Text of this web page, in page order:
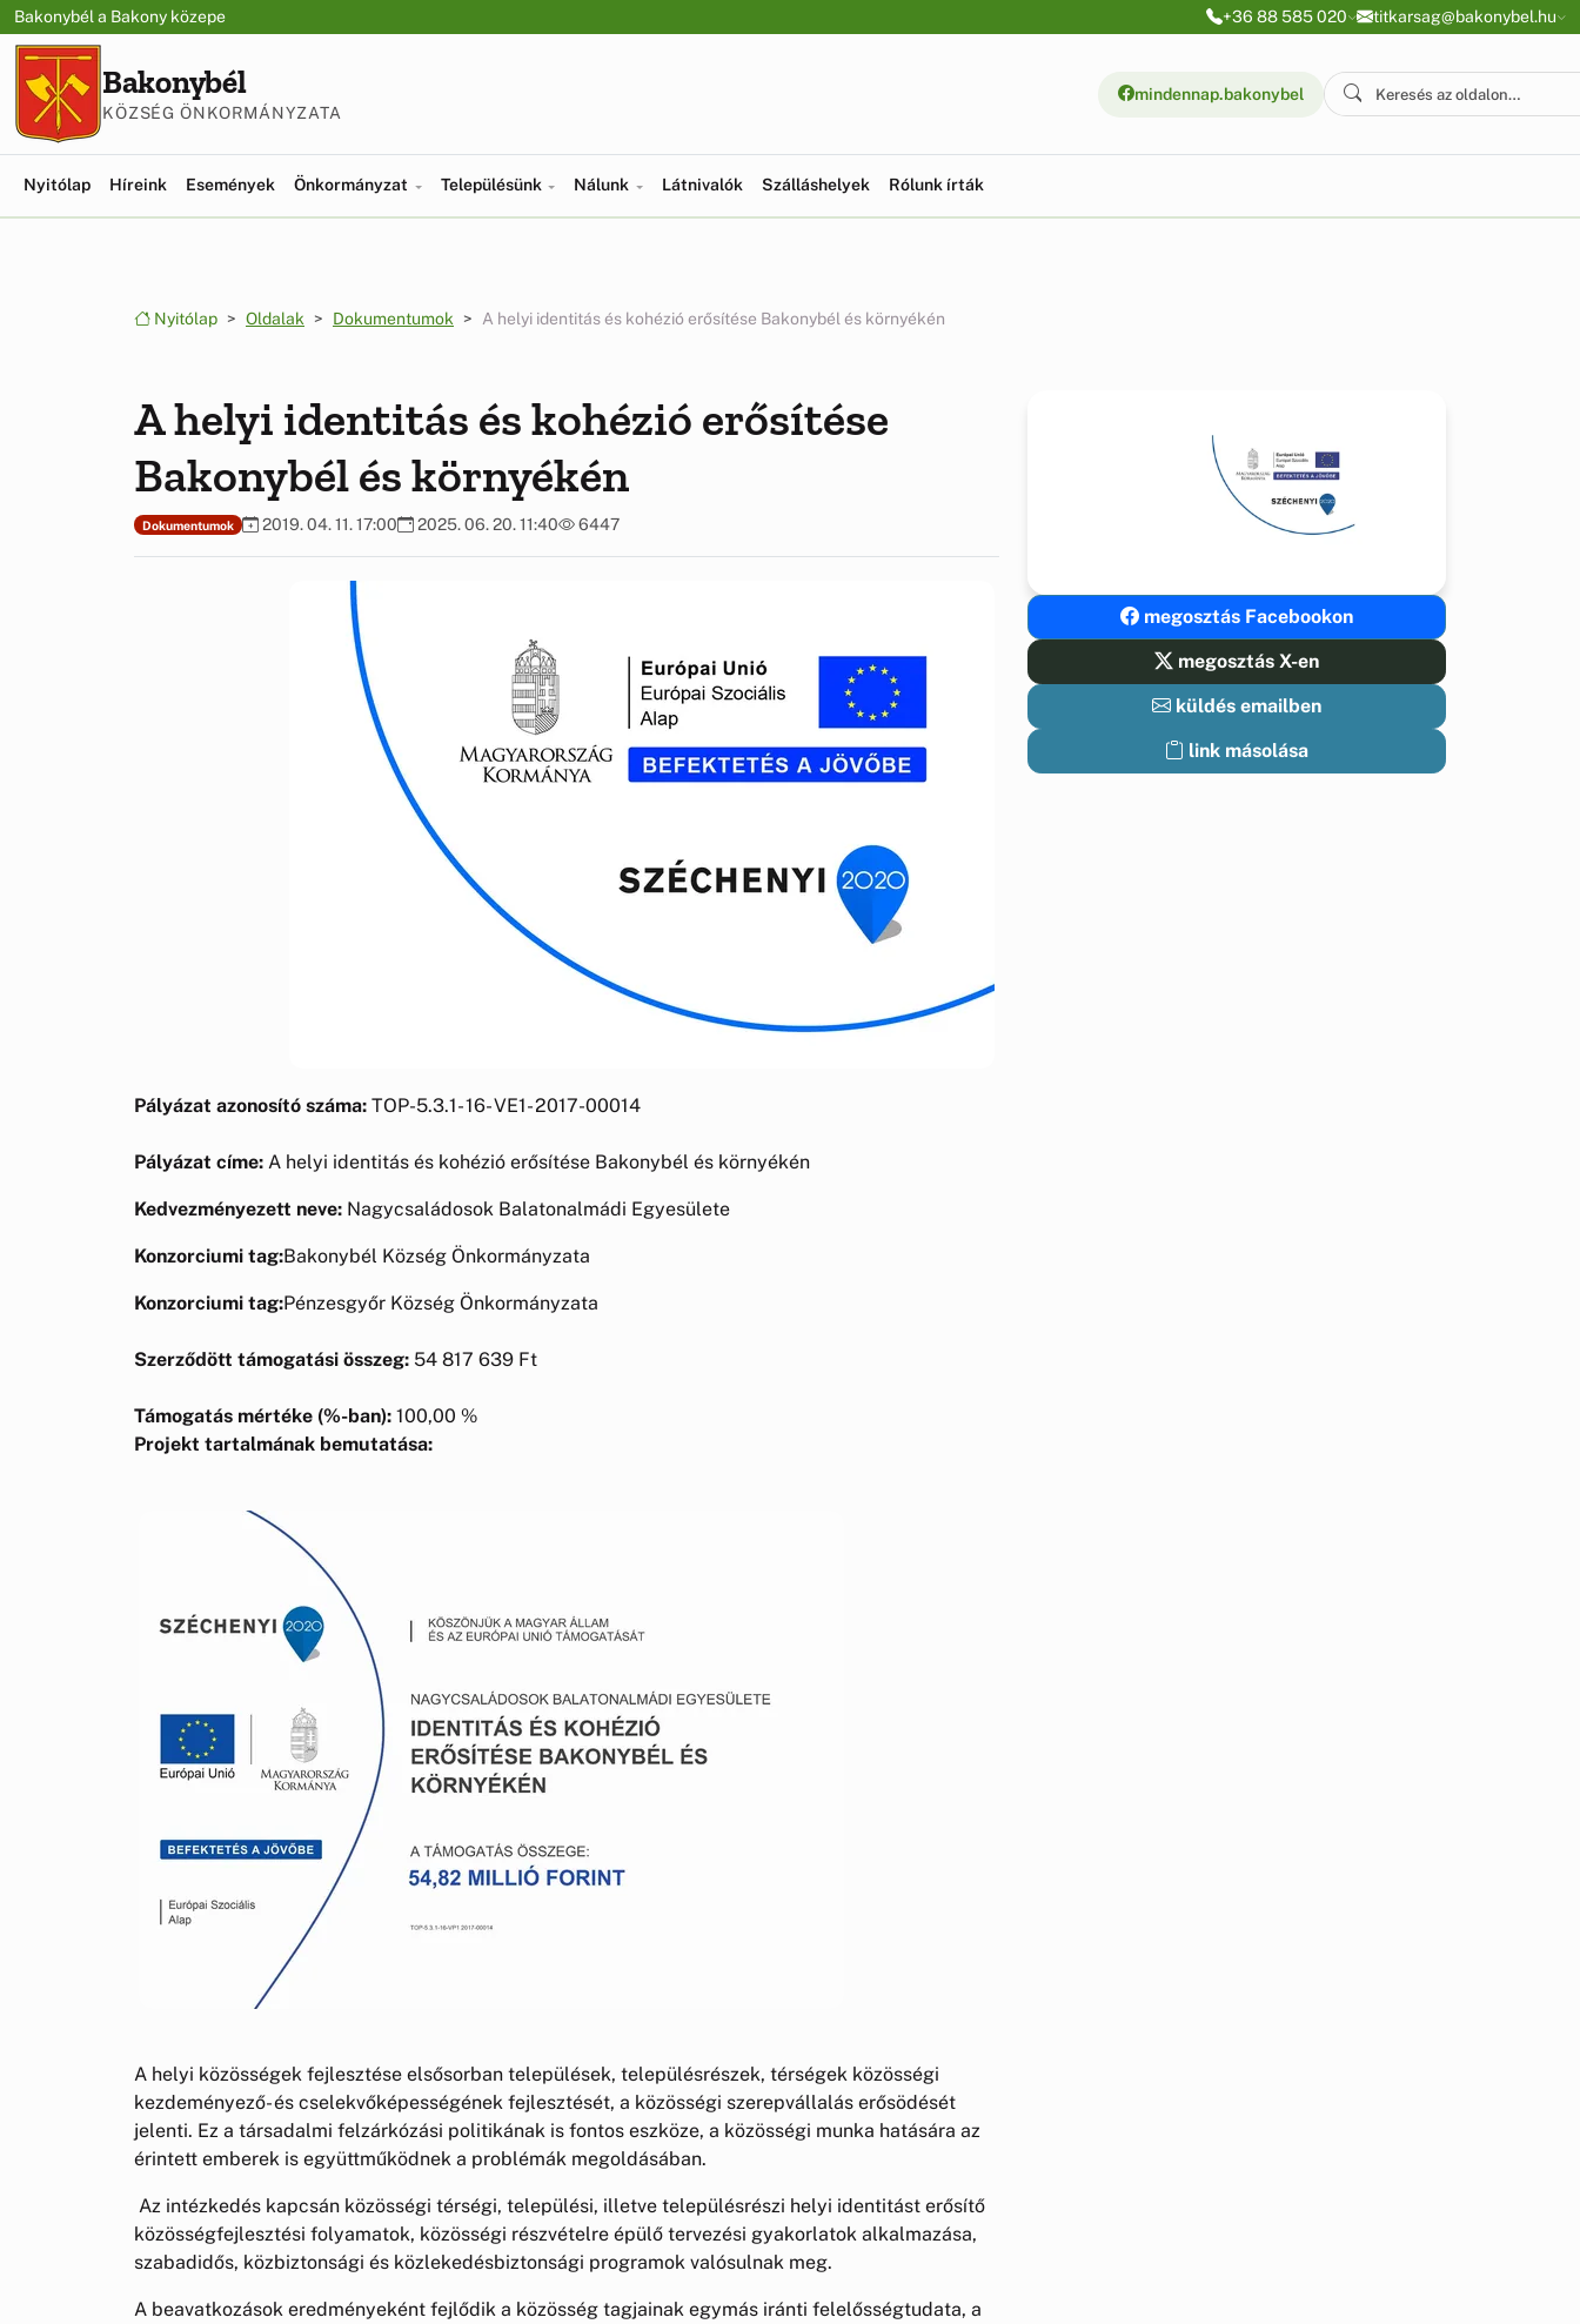
Ugrás a menüre
Ugrás a tartalomra
Bakonybél a Bakony közepe +36 88 585 020 titkarsag@bakonybel.hu
Bakonybél
KÖZSÉG ÖNKORMÁNYZATA
mindennap.bakonybel
Nyitólap Híreink Események Önkormányzat Településünk Nálunk Látnivalók Szálláshelyek Rólunk írták
Nyitólap Oldalak Dokumentumok A helyi identitás és kohézió erősítése Bakonybél és környékén
A helyi identitás és kohézió erősítése
Bakonybél és környékén
Dokumentumok 2019. 04. 11. 17:00 2025. 06. 20. 11:40 6447
Pályázat azonosító száma: TOP-5.3.1- 16- VE1- 2017-00014
Pályázat címe: A helyi identitás és kohézió erősítése Bakonybél és környékén
Kedvezményezett neve: Nagycsaládosok Balatonalmádi Egyesülete
Konzorciumi tag:Bakonybél Község Önkormányzata
Konzorciumi tag:Pénzesgyőr Község Önkormányzata
Szerződött támogatási összeg: 54 817 639 Ft
Támogatás mértéke (%-ban): 100,00 %
Projekt tartalmának bemutatása:
A helyi közösségek fejlesztése elsősorban települések, településrészek, térségek közösségi
kezdeményező- és cselekvőképességének fejlesztését, a közösségi szerepvállalás erősödését
jelenti. Ez a társadalmi felzárkózási politikának is fontos eszköze, a közösségi munka hatására az
érintett emberek is együttműködnek a problémák megoldásában.
Az intézkedés kapcsán közösségi térségi, települési, illetve településrészi helyi identitást erősítő
közösségfejlesztési folyamatok, közösségi részvételre épülő tervezési gyakorlatok alkalmazása,
szabadidős, közbiztonsági és közlekedésbiztonsági programok valósulnak meg.
A beavatkozások eredményeként fejlődik a közösség tagjainak egymás iránti felelősségtudata, a
megosztás Facebookon
megosztás X-en
küldés emailben
link másolása